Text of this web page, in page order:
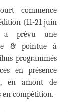
commence
(11-21 juin
a prévu une
& pointue à
programmés
en présence
en amont de
en compétition.